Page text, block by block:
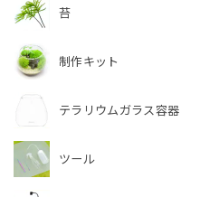
苔
制作キット
テラリウムガラス容器
ツール
2026/06/02
2度目の購入です。前回と同様
いました。説明書も有り、分か
す！綺麗な苔に癒されながら
みでもあります。大事にしな